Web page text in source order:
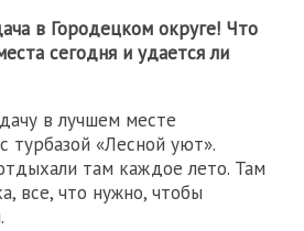
в Городецком округе! Что
сегодня и удается ли
в лучшем месте
турбазой «Лесной уют».
там каждое лето. Там
все, что нужно, чтобы